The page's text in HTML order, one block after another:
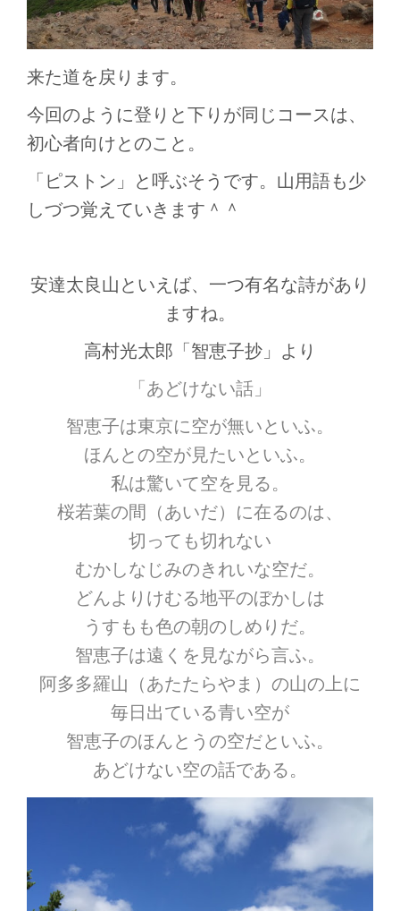
来た道を戻ります。
今回のように登りと下りが同じコースは、
初心者向けとのこと。
「ピストン」と呼ぶそうです。山用語も少
しづつ覚えていきます＾＾
安達太良山といえば、一つ有名な詩があり
ますね。
高村光太郎「智恵子抄」より
「あどけない話」
智恵子は東京に空が無いといふ。
ほんとの空が見たいといふ。
私は驚いて空を見る。
桜若葉の間（あいだ）に在るのは、
切っても切れない
むかしなじみのきれいな空だ。
どんよりけむる地平のぼかしは
うすもも色の朝のしめりだ。
智恵子は遠くを見ながら言ふ。
阿多多羅山（あたたらやま）の山の上に
毎日出ている青い空が
智恵子のほんとうの空だといふ。
あどけない空の話である。